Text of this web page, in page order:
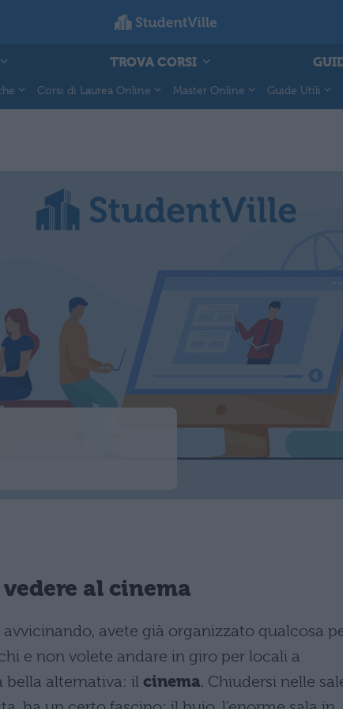
TROVA CORSI
Corsi di Laurea Online Master Online Guide Utili
al cinema
avvicinando, avete già organizzato qualcosa
e non volete andare in giro per locali a
bella alternativa: il cinema. Chiudersi nelle